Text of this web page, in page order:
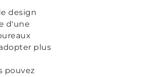
design
d'une
plus
pouvez